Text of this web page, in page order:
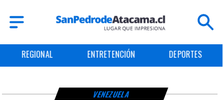
REGIONAL ENTRETENCIÓN DEPORTES
VENEZUELA